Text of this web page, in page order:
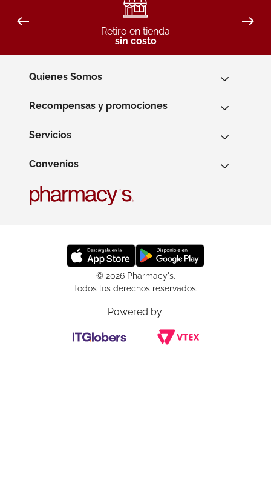
Retiro en tienda
sin costo
Quienes Somos
Recompensas y promociones
Servicios
Convenios
© 2026 Pharmacy's.
Todos los derechos reservados.
Powered by: